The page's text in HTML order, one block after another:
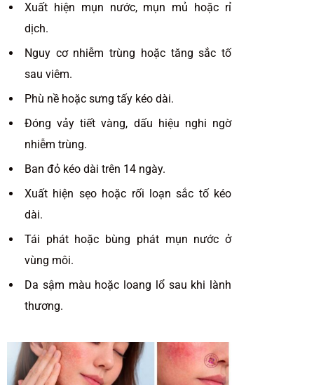
Xuất hiện mụn nước, mụn mủ hoặc rỉ
dịch.
Nguy cơ nhiễm trùng hoặc tăng sắc tố
sau viêm.
Phù nề hoặc sưng tấy kéo dài.
Đóng vảy tiết vàng, dấu hiệu nghi ngờ
nhiễm trùng.
Ban đỏ kéo dài trên 14 ngày.
Xuất hiện sẹo hoặc rối loạn sắc tố kéo
dài.
Tái phát hoặc bùng phát mụn nước ở
vùng môi.
Da sậm màu hoặc loang lổ sau khi lành
thương.